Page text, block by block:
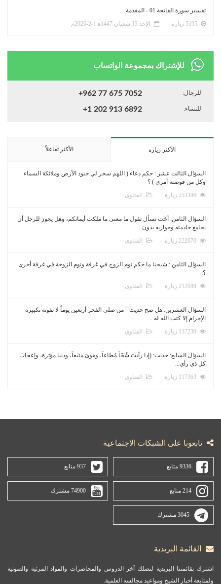
تفسير سورة الفاتحة 01 - المقدمة
الأحد 13 شعبان 1447ﻫ 1-2-2026م
للإشتراك بمجموعة الواتساب
للرجال: +962 77 675 7052
للنساء: +1 202 913 6892
الأكثر زيارة الأكثر تفاعلاً
السؤال الثالث عشر : حكم دعاء ( اللهم سخر لي جنود الأرض وملائكة السماء
وكل من فوضته أمري ) ؟
الفتاوى
السؤال الثامن: أخت تسأل تقول ما معنى ما ملكت أيمانكم، وهل يجوز للرجل أن
يجامع خادمته وجواريه بدون...
الفتاوى
السؤال الثامن : شيخنا ما حكم نوم الزوج في غرفة ونوم الزوجة في غرفة أخرى
؟
الفتاوى
السؤال العشرين: هل صح حديث " من صلى الفجر أربعين يوماً لا تفوته تكبيرة
الإحرام إلا كتب الله له...
الفتاوى
السؤال السابع: حديث: (إذا رأيتَ شُحّاً مُطاعاً، وهوىً متبَعاً، ودنيا مؤثرة، وإعجابَ
كل ذي رأي...
الفتاوى
تابعونا على الشبكات الاجتماعية
9336 متابع 937 متابع
214 متابع 74900 مشترك
3045 مشترك
القائمة البريدية
اشترك بقائمتنا البريدية لتصلك آخر الدروس والمحاضرات والمواد المرئية والصوتية
ولمتابعة أخبار الشيخ ومواعيد مجالسه العلمية.